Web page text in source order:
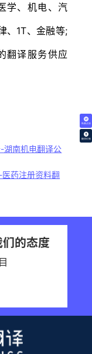
免费试译
翻译价格
学、机电、汽
、1T、金融等;
翻译服务供应
湖南机电翻译公
药注册资料翻
的态度